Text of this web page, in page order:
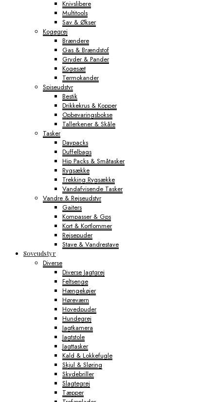
Knivslibere
Multitools
Sav & Økser
Kogegrej
Brændere
Gas & Brændstof
Gryder & Pander
Kogesæt
Termokander
Spiseudstyr
Bestik
Drikkekrus & Kopper
Opbevaringsbokse
Tallerkener & Skåle
Tasker
Daypacks
Duffelbags
Hip Packs & Småtasker
Rygsække
Trekking Rygsække
Vandafvisende Tasker
Vandre & Rejseudstyr
Gaiters
Kompasser & Gps
Kort & Kortlommer
Rejsepuder
Stave & Vandrestave
Soveudstyr
Diverse
Diverse Jagtgrej
Feltsenge
Hængekøjer
Høreværn
Hovedpuder
Hundegrej
Jagtkamera
Jagtstole
Jagttasker
Kald & Lokkefugle
Skjul & Sløring
Skydebriller
Slagtegrej
Tæpper